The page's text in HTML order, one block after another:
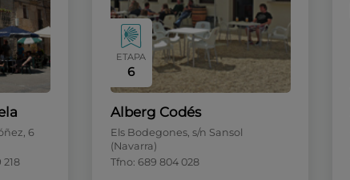
6
218
ETAPA
6
Alberg Codés
Els Bodegones, s/n Sansol
(Navarra)
Tfno: 689 804 028